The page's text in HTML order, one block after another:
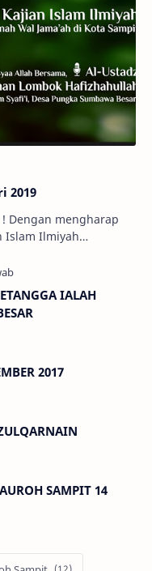
2019
IALAH
2017
SAMPIT 14